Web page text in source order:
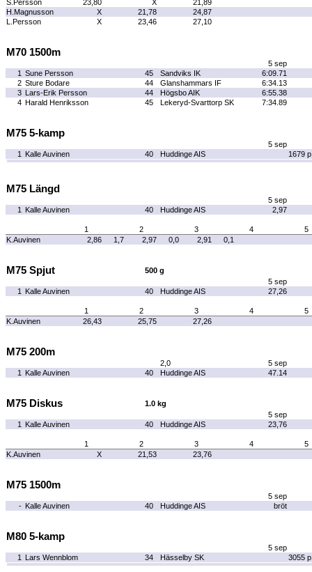
S.Persson
23,80 X
21,89
H.Magnusson
X 21,78
24,87
L.Persson
X 23,46 27,10
M70 1500m
5 sep
1 Sune Persson 45 Sandviks IK
6:09.71
2 Sture Bodare 44 Glanshammars IF
6:34.13
3 Lars-Erik Persson 44 Högsbo AIK
6:55.38
4 Harald Henriksson 45 Lekeryd-Svarttorp SK 7:34.89
M75 5-kamp
5 sep
1
Kalle Auvinen 40 Huddinge AIS 1679 p
M75 Längd
5 sep
1
Kalle Auvinen 40 Huddinge AIS 2,97
1 2 3 4
5
K.Auvinen
2,86 1,7 2,97 0,0 2,91 0,1
M75 Spjut
500 g
5 sep
1
Kalle Auvinen 40 Huddinge AIS 27,26
1 2 3 4
5
K.Auvinen
26,43 25,75 27,26
M75 200m
2,0
5 sep
1
Kalle Auvinen 40 Huddinge AIS 47.14
M75 Diskus
1.0 kg
5 sep
1
Kalle Auvinen 40 Huddinge AIS 23,76
1 2 3 4
5
K.Auvinen
X 21,53 23,76
M75 1500m
5 sep
- Kalle Auvinen 40 Huddinge AIS bröt
M80 5-kamp
5 sep
1
Lars Wennblom 34 Hässelby SK 3055 p